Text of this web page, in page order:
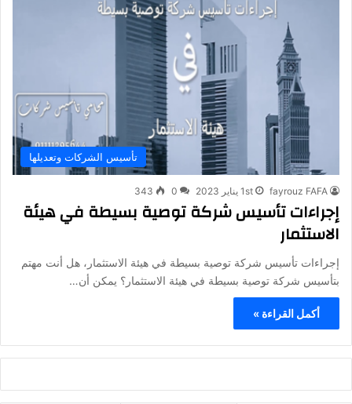
تأسيس الشركات وتعديلها
fayrouz FAFA 1st يناير 2023 0
343
إجراءات تأسيس شركة توصية بسيطة في هيئة
الاستثمار
إجراءات تأسيس شركة توصية بسيطة في هيئة الاستثمار، هل أنت مهتم
بتأسيس شركة توصية بسيطة في هيئة الاستثمار؟ يمكن أن…
أكمل القراءة »